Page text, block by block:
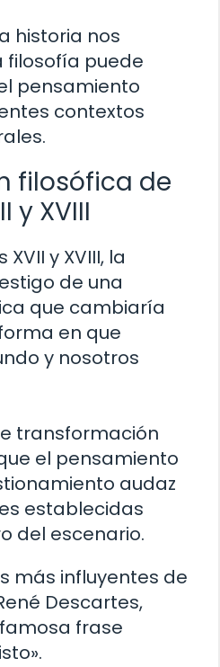
historia nos
filosofía puede
pensamiento
contextos
filosófica de
y XVIII
y XVIII, la
de una
que cambiaría
en que
y nosotros
transformación
el pensamiento
audaz
establecidas
del escenario.
más influyentes de
Descartes,
frase